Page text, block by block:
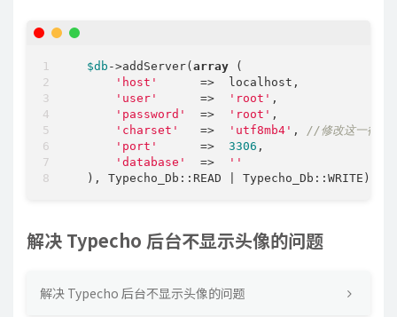
$db ->addServer(array (
'host'
      =>  localhost,
'user'
      =>
'root' ,
'password'
  =>
'root' ,
'charset'
   =>
'utf8mb4' ,
//修改这一行
'port'
      =>
3306 ,
'database'
  =>
''
  ), Typecho_Db::READ | Typecho_Db::WRITE);
解决 Typecho 后台不显示头像的问题
解决 Typecho 后台不显示头像的问题